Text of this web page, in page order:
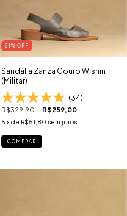
21 % OFF
Sandália Zanza Couro Wishin
(Militar)
(34)
R$329,90 R$259,00
5 x de R$51,80 sem juros
COMPRAR